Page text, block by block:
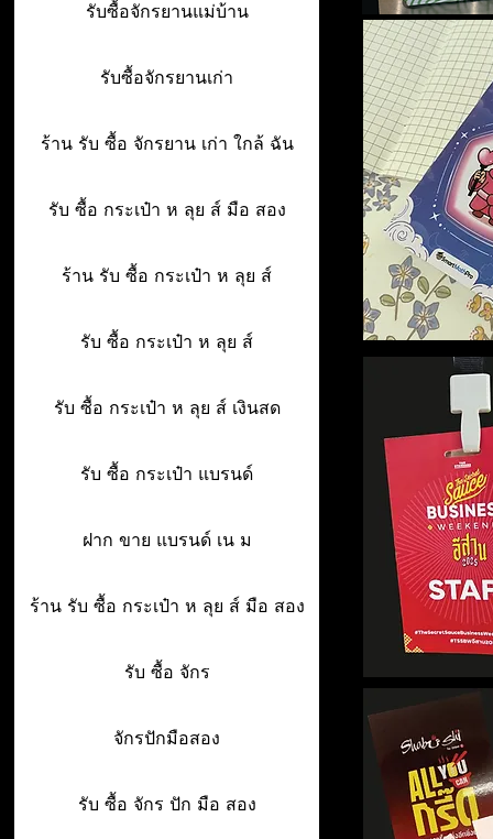
รับซื้อจักรยานแม่บ้าน
รับซื้อจักรยานเก่า
ร้าน รับ ซื้อ จักรยาน เก่า ใกล้ ฉัน
รับ ซื้อ กระเป๋า ห ลุย ส์ มือ สอง
ร้าน รับ ซื้อ กระเป๋า ห ลุย ส์
รับ ซื้อ กระเป๋า ห ลุย ส์
รับ ซื้อ กระเป๋า ห ลุย ส์ เงินสด
รับ ซื้อ กระเป๋า แบรนด์
ฝาก ขาย แบรนด์ เน ม
ร้าน รับ ซื้อ กระเป๋า ห ลุย ส์ มือ สอง
รับ ซื้อ จักร
จักรปักมือสอง
รับ ซื้อ จักร ปัก มือ สอง